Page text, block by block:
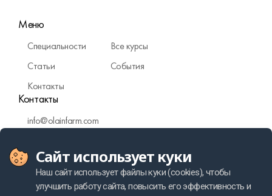
Сайт использует куки
Наш сайт использует файлы куки (cookies), чтобы
улучшить работу сайта, повысить его эффективность и
Меню
Специальности
Все курсы
Статьи
События
Контакты
Контакты
info@olainfarm.com
Политика персональных данных